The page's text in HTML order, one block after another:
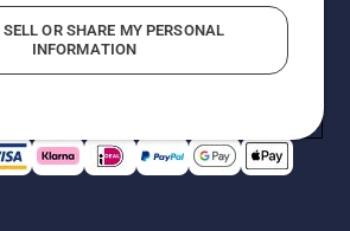
beschikbaar is voor directe aankoop.
Privacyverklaring
Report Suspected Violations
OR SHARE MY PERSONAL
INFORMATION